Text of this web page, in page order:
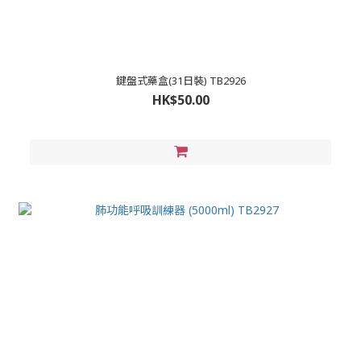
鍵盤式藥盒(31日裝) TB2926
HK$50.00